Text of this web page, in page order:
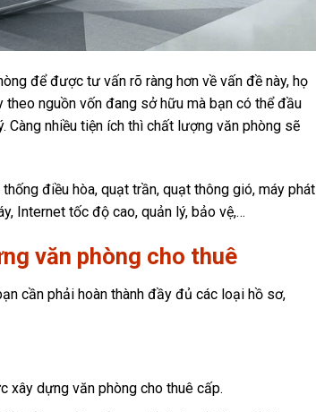
để được tư vấn rõ ràng hơn về vấn đề này, họ
nguồn vốn đang sở hữu mà bạn có thể đầu
nhiều tiện ích thì chất lượng văn phòng sẽ
điều hòa, quạt trần, quạt thông gió, máy phát
Internet tốc độ cao, quản lý, bảo vệ,…
văn phòng cho thuê
cần phải hoàn thành đầy đủ các loại hồ sơ,
xây dựng văn phòng cho thuê cấp.